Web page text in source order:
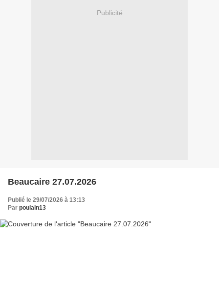
Publicité
Beaucaire 27.07.2026
Publié le 29/07/2026 à 13:13
Par poulain13